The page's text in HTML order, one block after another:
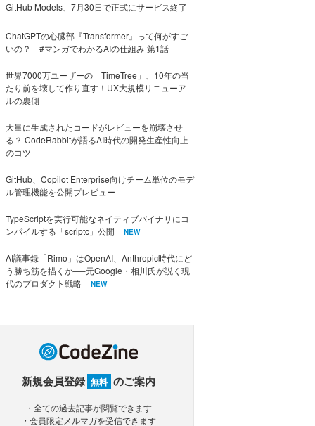
GitHub Models、7月30日で正式にサービス終了
ChatGPTの心臓部『Transformer』って何がすご
いの？ #マンガでわかるAIの仕組み 第1話
世界7000万ユーザーの「TimeTree」、10年の当
たり前を壊して作り直す！UX大規模リニューア
ルの裏側
大量に生成されたコードがレビューを崩壊させ
る？ CodeRabbitが語るAI時代の開発生産性向上
のコツ
GitHub、Copilot Enterprise向けチーム単位のモデ
ル管理機能を公開プレビュー
TypeScriptを実行可能なネイティブバイナリにコ
ンパイルする「scriptc」公開
NEW
AI議事録「Rimo」はOpenAI、Anthropic時代にど
う勝ち筋を描くか──元Google・相川氏が説く現
代のプロダクト戦略
NEW
新規会員登録 無料 のご案内
・全ての過去記事が閲覧できます
・会員限定メルマガを受信できます